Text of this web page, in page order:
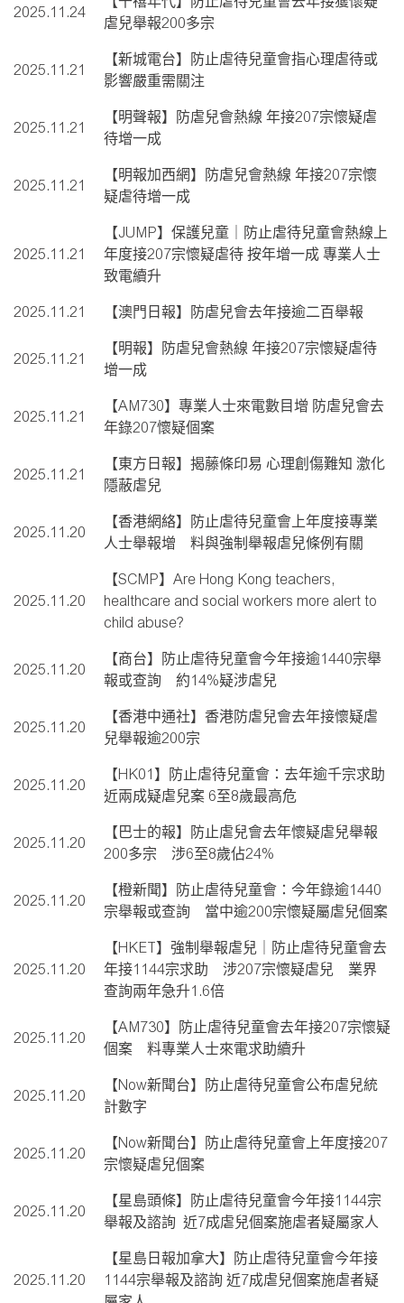
2025.11.24
虐兒舉報200多宗
2025.11.21
【新城電台】防止虐待兒童會指心理虐待或
影響嚴重需關注
2025.11.21
【明聲報】防虐兒會熱線 年接207宗懷疑虐
待增一成
2025.11.21
【明報加西網】防虐兒會熱線 年接207宗懷
疑虐待增一成
2025.11.21
【JUMP】保護兒童｜防止虐待兒童會熱線上
年度接207宗懷疑虐待 按年增一成 專業人士
致電續升
2025.11.21 【澳門日報】防虐兒會去年接逾二百舉報
2025.11.21
【明報】防虐兒會熱線 年接207宗懷疑虐待
增一成
2025.11.21
【AM730】專業人士來電數目增 防虐兒會去
年錄207懷疑個案
2025.11.21
【東方日報】揭藤條印易 心理創傷難知 激化
隱蔽虐兒
2025.11.20
【香港網絡】防止虐待兒童會上年度接專業
人士舉報增 料與強制舉報虐兒條例有關
2025.11.20
【SCMP】Are Hong Kong teachers,
healthcare and social workers more alert to
child abuse?
2025.11.20
【商台】防止虐待兒童會今年接逾1440宗舉
報或查詢 約14%疑涉虐兒
2025.11.20
【香港中通社】香港防虐兒會去年接懷疑虐
兒舉報逾200宗
2025.11.20
【HK01】防止虐待兒童會：去年逾千宗求助
近兩成疑虐兒案 6至8歲最高危
2025.11.20
【巴士的報】防止虐兒會去年懷疑虐兒舉報
200多宗 涉6至8歲佔24%
2025.11.20
【橙新聞】防止虐待兒童會：今年錄逾1440
宗舉報或查詢 當中逾200宗懷疑屬虐兒個案
2025.11.20
【HKET】強制舉報虐兒｜防止虐待兒童會去
年接1144宗求助 涉207宗懷疑虐兒 業界
查詢兩年急升1.6倍
2025.11.20
【AM730】防止虐待兒童會去年接207宗懷疑
個案 料專業人士來電求助續升
2025.11.20
【Now新聞台】防止虐待兒童會公布虐兒統
計數字
2025.11.20
【Now新聞台】防止虐待兒童會上年度接207
宗懷疑虐兒個案
2025.11.20
【星島頭條】防止虐待兒童會今年接1144宗
舉報及諮詢 近7成虐兒個案施虐者疑屬家人
2025.11.20
【星島日報加拿大】防止虐待兒童會今年接
1144宗舉報及諮詢 近7成虐兒個案施虐者疑